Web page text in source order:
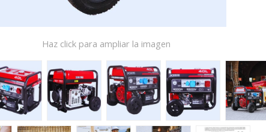
Haz click para ampliar la imagen